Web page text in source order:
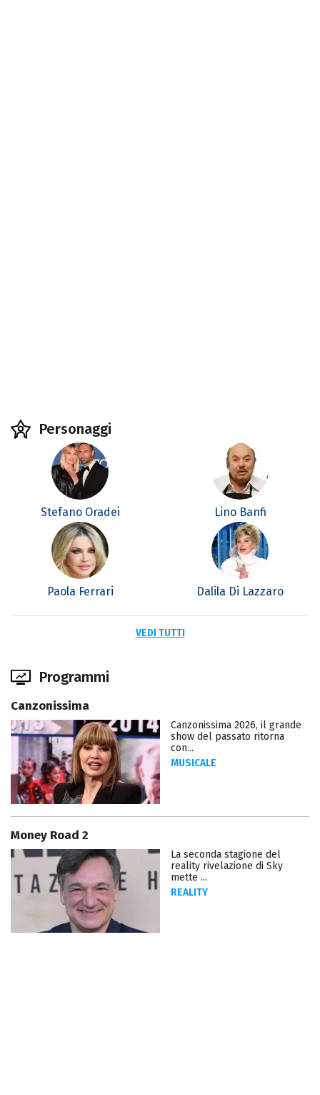
Personaggi
Stefano Oradei Lino Banfi
Paola Ferrari Dalila Di Lazzaro
VEDI TUTTI
Programmi
Canzonissima
Canzonissima 2026, il grande
show del passato ritorna
con...
MUSICALE
Money Road 2
La seconda stagione del
reality rivelazione di Sky
mette ...
REALITY